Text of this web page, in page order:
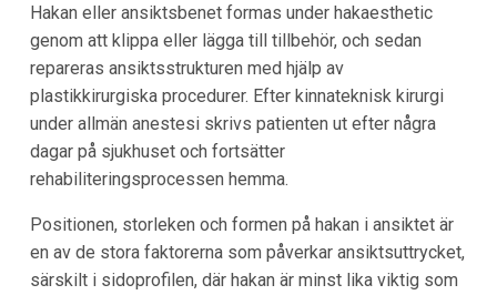
Hakan eller ansiktsbenet formas under hakaesthetic
genom att klippa eller lägga till tillbehör, och sedan
repareras ansiktsstrukturen med hjälp av
plastikkirurgiska procedurer. Efter kinnateknisk kirurgi
under allmän anestesi skrivs patienten ut efter några
dagar på sjukhuset och fortsätter
rehabiliteringsprocessen hemma.
Positionen, storleken och formen på hakan i ansiktet är
en av de stora faktorerna som påverkar ansiktsuttrycket,
särskilt i sidoprofilen, där hakan är minst lika viktig som